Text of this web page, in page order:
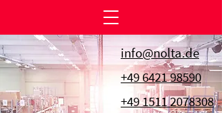
info@nolta.de
+49 6421 98590
+49 1511 2078308